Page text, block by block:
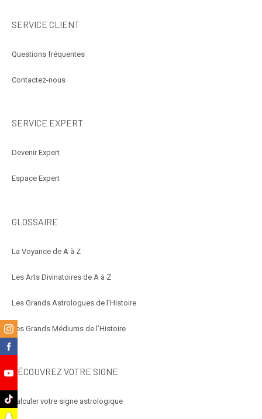
SERVICE CLIENT
Questions fréquentes
Contactez-nous
SERVICE EXPERT
Devenir Expert
Espace Expert
GLOSSAIRE
La Voyance de A à Z
Les Arts Divinatoires de A à Z
Les Grands Astrologues de l’Histoire
Les Grands Médiums de l’Histoire
DÉCOUVREZ VOTRE SIGNE
Calculer votre signe astrologique